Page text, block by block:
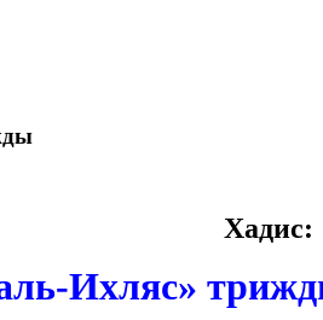
Хадис:
Ихляс»